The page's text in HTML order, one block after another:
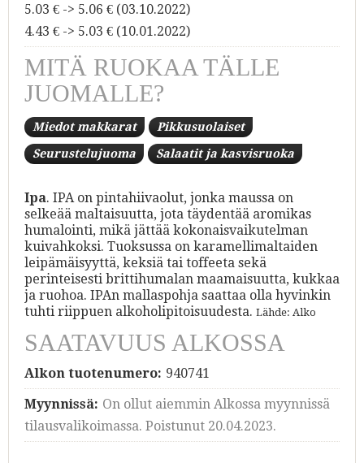
5.03 € -> 5.06 € (03.10.2022)
4.43 € -> 5.03 € (10.01.2022)
MITÄ RUOKAA TÄLLE
JUOMALLE?
Miedot makkarat Pikkusuolaiset
Seurustelujuoma Salaatit ja kasvisruoka
Ipa. IPA on pintahiivaolut, jonka maussa on
selkeää maltaisuutta, jota täydentää aromikas
humalointi, mikä jättää kokonaisvaikutelman
kuivahkoksi. Tuoksussa on karamellimaltaiden
leipämäisyyttä, keksiä tai toffeeta sekä
perinteisesti brittihumalan maamaisuutta, kukkaa
ja ruohoa. IPAn mallaspohja saattaa olla hyvinkin
tuhti riippuen alkoholipitoisuudesta. Lähde: Alko
SAATAVUUS ALKOSSA
Alkon tuotenumero: 940741
Myynnissä: On ollut aiemmin Alkossa myynnissä
tilausvalikoimassa. Poistunut 20.04.2023.